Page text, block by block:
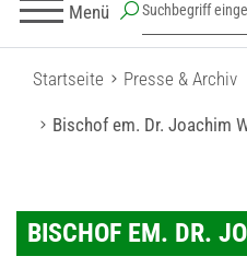
Menü
Startseite Presse & Archiv
Bischof em. Dr. Joachim
BISCHOF EM. DR.